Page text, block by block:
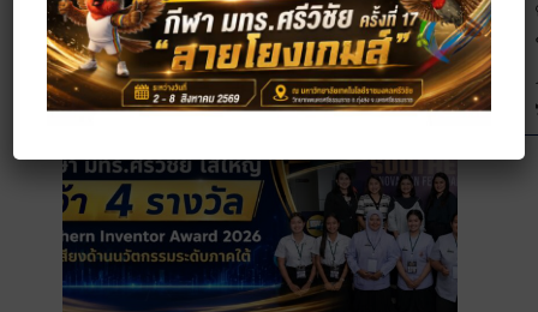
ข่าวสารความเคลื่อนไหว